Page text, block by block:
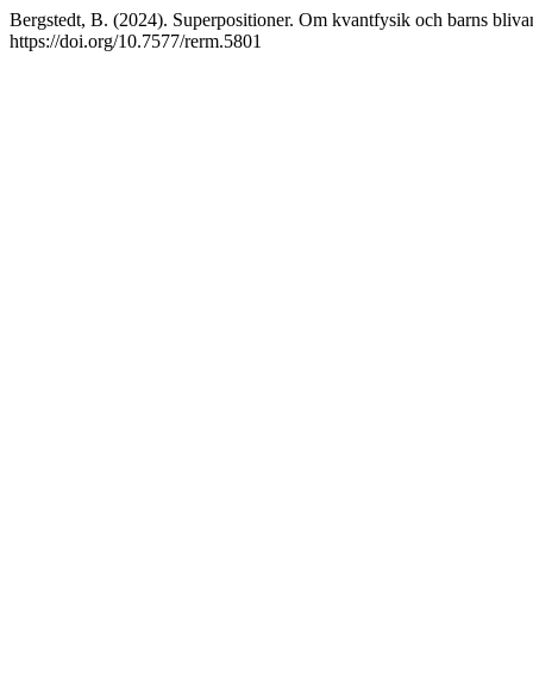
Bergstedt, B. (2024). Superpositioner. Om kvantfysik och barns
https://doi.org/10.7577/rerm.5801